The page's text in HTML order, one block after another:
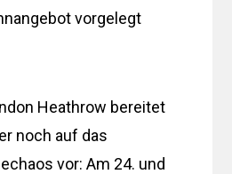
vorgelegt
Heathrow bereitet
noch auf das
vor: Am 24. und